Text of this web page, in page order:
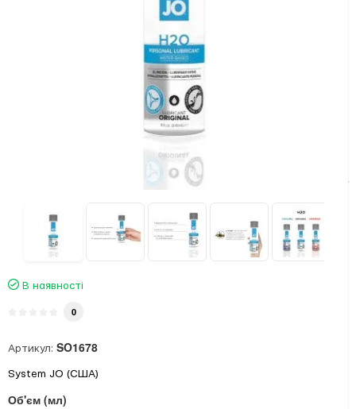
В наявності
0
Артикул: SO1678
System JO (США)
Об'єм (мл)